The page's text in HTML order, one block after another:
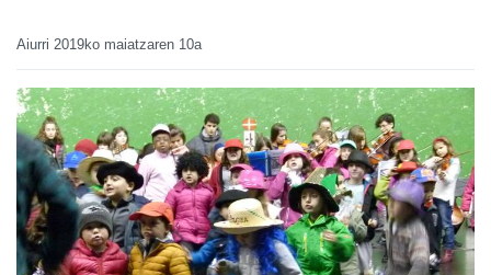
Aiurri 2019ko maiatzaren 10a